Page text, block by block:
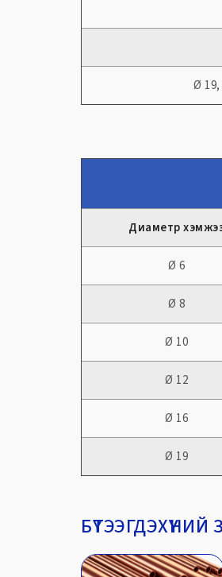
Ø 19,
Диаметр
Ø 6
Ø 8
Ø 10
Ø 12
Ø 16
Ø 19
БҮТЭЭГДЭХҮҮНИЙ